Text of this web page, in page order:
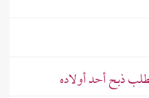
ذبح أحد أولاده